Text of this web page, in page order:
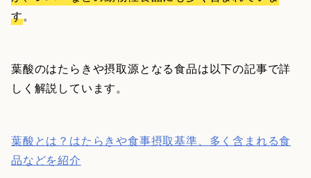
す。
葉酸のはたらきや摂取源となる食品は以下の記事で詳
しく解説しています。
葉酸とは？はたらきや食事摂取基準、多く含まれる食
品などを紹介